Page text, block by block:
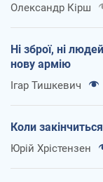
Олександр Кірш
Ні зброї, ні
нову армію
Ігар Тишкевич
Коли
Юрій Хрістензен